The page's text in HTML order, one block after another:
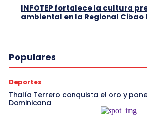
INFOTEP fortalece la cultura
ambiental en la Regional Cibao
Populares
Deportes
Thalía Terrero conquista el oro y
Dominicana